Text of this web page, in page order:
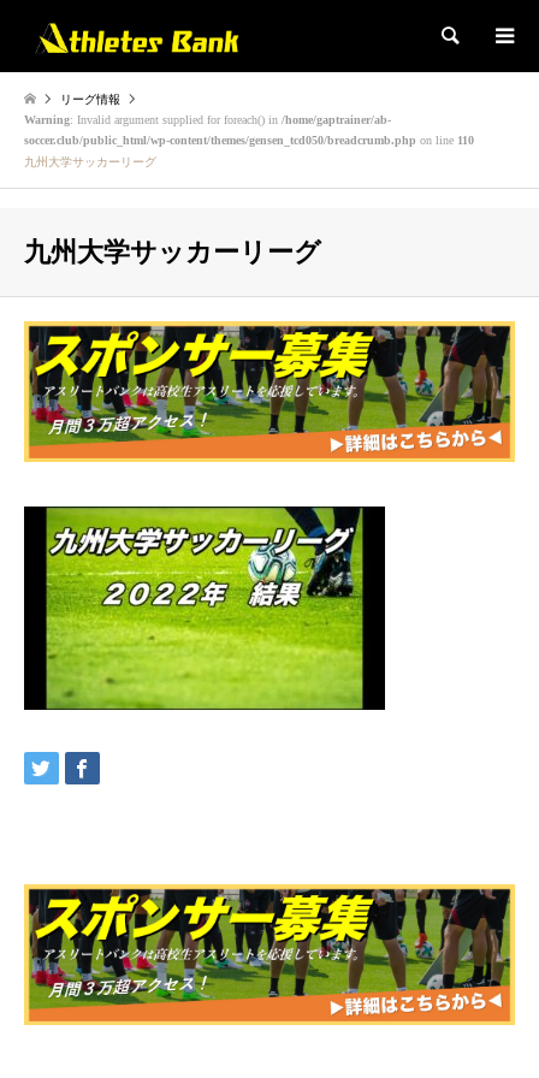
検索
リーグ情報
Warning: Invalid argument supplied for foreach() in /home/gaptrainer/ab-
soccer.club/public_html/wp-content/themes/gensen_tcd050/breadcrumb.php on line 110
九州大学サッカーリーグ
九州大学サッカーリーグ